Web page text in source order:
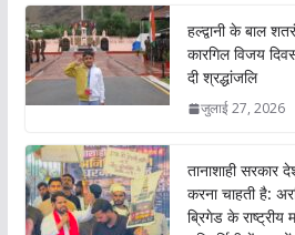
o
o
k
A
p
p
हल्द्वानी के बाल
कारगिल विजय
दी श्रद्धांजलि
जुलाई 27, 2026
तानाशाही सरकार
करना चाहती है:
ब्रिगेड के राष्ट्रीय